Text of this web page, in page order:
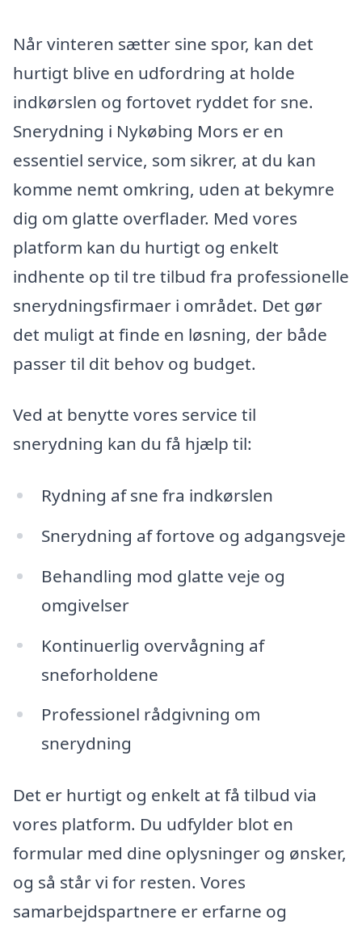
Når vinteren sætter sine spor, kan det
hurtigt blive en udfordring at holde
indkørslen og fortovet ryddet for sne.
Snerydning i Nykøbing Mors er en
essentiel service, som sikrer, at du kan
komme nemt omkring, uden at bekymre
dig om glatte overflader. Med vores
platform kan du hurtigt og enkelt
indhente op til tre tilbud fra professionelle
snerydningsfirmaer i området. Det gør
det muligt at finde en løsning, der både
passer til dit behov og budget.
Ved at benytte vores service til
snerydning kan du få hjælp til:
Rydning af sne fra indkørslen
Snerydning af fortove og adgangsveje
Behandling mod glatte veje og
omgivelser
Kontinuerlig overvågning af
sneforholdene
Professionel rådgivning om
snerydning
Det er hurtigt og enkelt at få tilbud via
vores platform. Du udfylder blot en
formular med dine oplysninger og ønsker,
og så står vi for resten. Vores
samarbejdspartnere er erfarne og